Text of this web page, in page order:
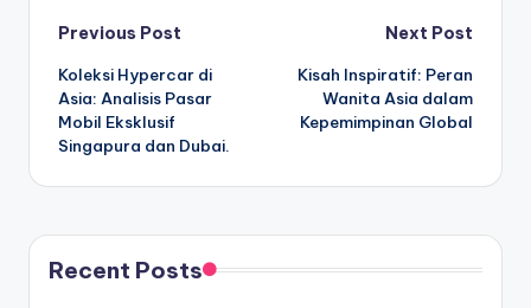
Post
navigation
Previous Post
Koleksi Hypercar di
Asia: Analisis Pasar
Mobil Eksklusif
Singapura dan Dubai.
Next Post
Kisah Inspiratif: Peran
Wanita Asia dalam
Kepemimpinan Global
Recent Posts